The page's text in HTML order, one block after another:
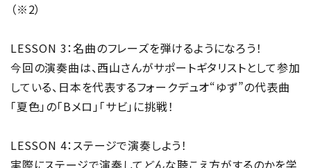
（※2）
LESSON 3：名曲のフレーズを弾けるようになろう！
今回の演奏曲は、西山さんがサポートギタリストとして参加
している、日本を代表するフォークデュオ“ゆず”の代表曲
「夏色」の「Bメロ」「サビ」に挑戦！
LESSON 4：ステージで演奏しよう！
実際にステージで演奏してどんな聴こえ方がするのかを学